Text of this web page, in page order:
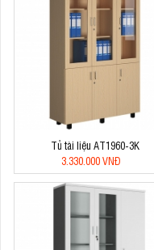
Tủ tài liệu AT1960-3K
3.330.000 VNĐ